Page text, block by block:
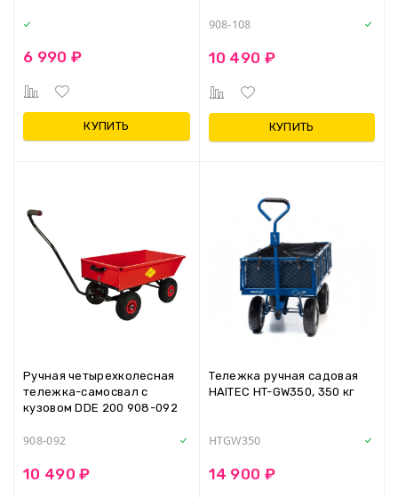
6 990 ₽
КУПИТЬ
908-108
10 490 ₽
КУПИТЬ
Ручная четырехколесная
тележка-самосвал с
кузовом DDE 200 908-092
908-092
10 490 ₽
Тележка ручная садовая
HAITEC HT-GW350, 350 кг
HTGW350
14 900 ₽